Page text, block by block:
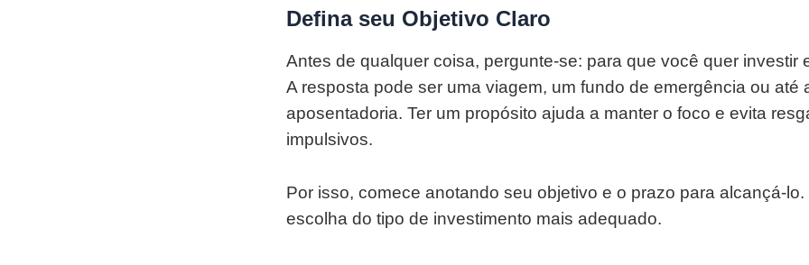
Defina seu Objetivo Claro
Antes de qualquer coisa, pergunte-se: para que você quer investir
A resposta pode ser uma viagem, um fundo de emergência ou até
aposentadoria. Ter um propósito ajuda a manter o foco e evita
impulsivos.
Por isso, comece anotando seu objetivo e o prazo para alcançá-lo.
escolha do tipo de investimento mais adequado.